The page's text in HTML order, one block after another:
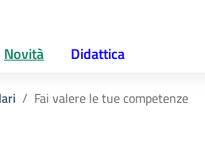
Novità Didattica
Fai valere le tue competenze